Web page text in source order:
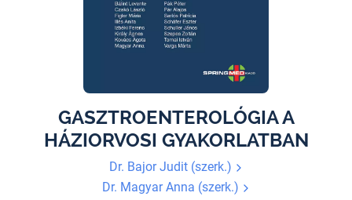
GASZTROENTEROLÓGIA A
HÁZIORVOSI GYAKORLATBAN
Dr. Bajor Judit (szerk.)
Dr. Magyar Anna (szerk.)